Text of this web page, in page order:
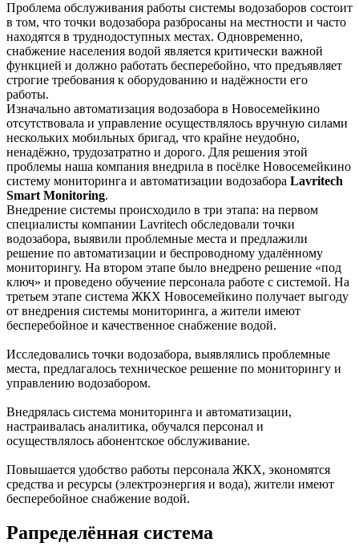
Проблема обслуживания работы системы водозаборов состоит
в том, что точки водозабора разбросаны на местности и часто
находятся в труднодоступных местах. Одновременно,
снабжение населения водой является критически важной
функцией и должно работать бесперебойно, что предъявляет
строгие требования к оборудованию и надёжности его
работы.
Изначально автоматизация водозабора в Новосемейкино
отсутствовала и управление осуществлялось вручную силами
нескольких мобильных бригад, что крайне неудобно,
ненадёжно, трудозатратно и дорого. Для решения этой
проблемы наша компания внедрила в посёлке Новосемейкино
систему мониторинга и автоматизации водозабора Lavritech
Smart Monitoring.
Внедрение системы происходило в три этапа: на первом
специалисты компании Lavritech обследовали точки
водозабора, выявили проблемные места и предлажили
решение по автоматизации и беспроводному удалённому
мониторингу. На втором этапе было внедрено решение «под
ключ» и проведено обучение персонала работе с системой. На
третьем этапе система ЖКХ Новосемейкино получает выгоду
от внедрения системы мониторинга, а жители имеют
бесперебойное и качественное снабжение водой.
Исследовались точки водозабора, выявлялись проблемные
места, предлагалось техническое решение по мониторингу и
управлению водозабором.
Внедрялась система мониторинга и автоматизации,
настраивалась аналитика, обучался персонал и
осуществлялось абонентское обслуживание.
Повышается удобство работы персонала ЖКХ, экономятся
средства и ресурсы (электроэнергия и вода), жители имеют
бесперебойное снабжение водой.
Рапределённая система